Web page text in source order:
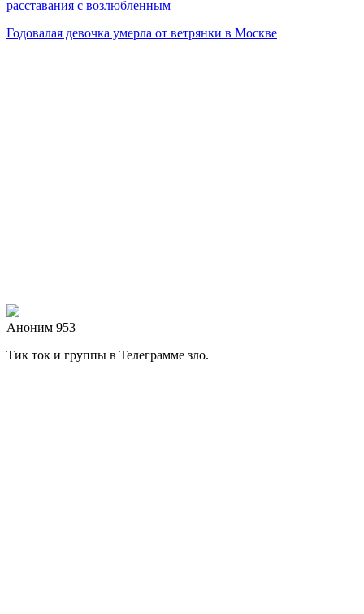
расставания с возлюбленным
Годовалая девочка умерла от ветрянки в Москве
Аноним 953
Тик ток и группы в Телеграмме зло.